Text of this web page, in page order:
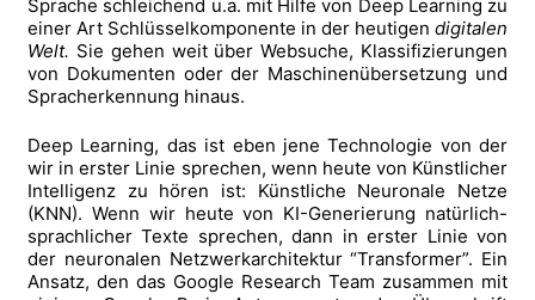
Sprache schleichend u.a. mit Hilfe von Deep Learning zu
einer Art Schlüsselkomponente in der heutigen digitalen
Welt. Sie gehen weit über Websuche, Klassifizierungen
von Dokumenten oder der Maschinenübersetzung und
Spracherkennung hinaus.
Deep Learning, das ist eben jene Technologie von der
wir in erster Linie sprechen, wenn heute von Künstlicher
Intelligenz zu hören ist: Künstliche Neuronale Netze
(KNN). Wenn wir heute von KI-Generierung natürlich-
sprachlicher Texte sprechen, dann in erster Linie von
der neuronalen Netzwerkarchitektur “Transformer”. Ein
Ansatz, den das Google Research Team zusammen mit